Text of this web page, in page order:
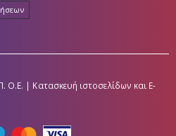
Ο.Ε. | Κατασκευή ιστοσελίδων και E-